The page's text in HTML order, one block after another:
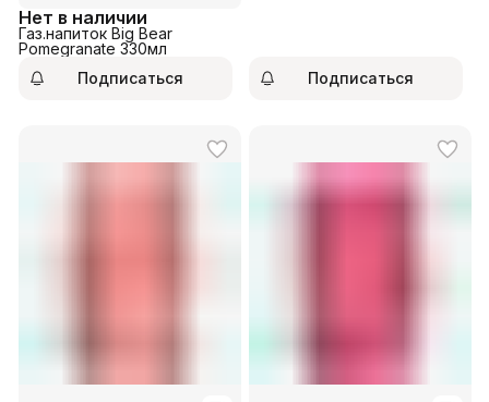
Нет в наличии
Газ.напиток Big Bear
Pomegranate 330мл
Подписаться
Подписаться